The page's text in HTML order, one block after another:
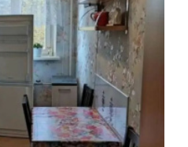
Этаж
—
Этажность
—
Не первый